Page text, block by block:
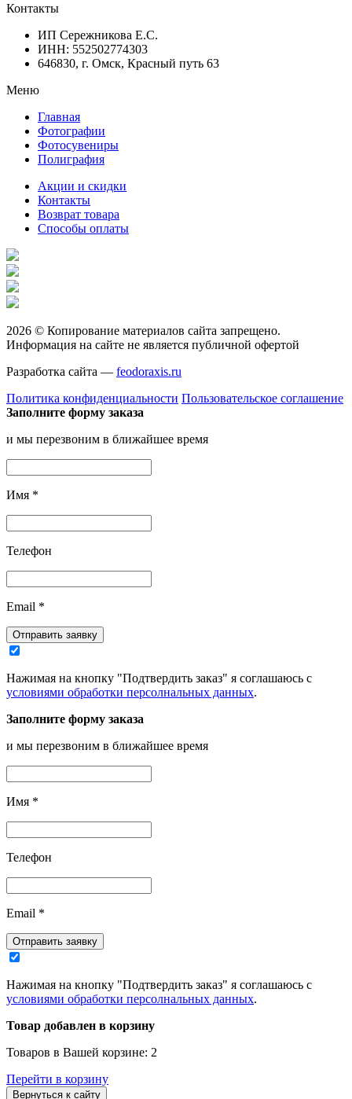
Контакты
ИП Сережникова Е.С.
ИНН: 552502774303
646830, г. Омск, Красный путь 63
Меню
Главная
Фотографии
Фотосувениры
Полиграфия
Акции и скидки
Контакты
Возврат товара
Способы оплаты
2026 © Копирование материалов сайта запрещено.
Информация на сайте не является публичной офертой
Разработка сайта — feodoraxis.ru
Политика конфиденциальности Пользовательское соглашение
Заполните форму заказа
и мы перезвоним в ближайшее время
Имя *
Телефон
Email *
Отправить заявку
Нажимая на кнопку "Подтвердить заказ" я соглашаюсь с
условиями обработки персолнальных данных.
Заполните форму заказа
и мы перезвоним в ближайшее время
Имя *
Телефон
Email *
Отправить заявку
Нажимая на кнопку "Подтвердить заказ" я соглашаюсь с
условиями обработки персолнальных данных.
Товар добавлен в корзину
Товаров в Вашей корзине: 2
Перейти в корзину
Вернуться к сайту